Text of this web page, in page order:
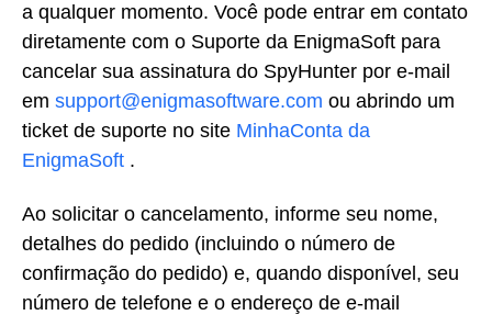
a qualquer momento. Você pode entrar em contato
diretamente com o Suporte da EnigmaSoft para
cancelar sua assinatura do SpyHunter por e-mail
em support@enigmasoftware.com ou abrindo um
ticket de suporte no site MinhaConta da
EnigmaSoft .
Ao solicitar o cancelamento, informe seu nome,
detalhes do pedido (incluindo o número de
confirmação do pedido) e, quando disponível, seu
número de telefone e o endereço de e-mail